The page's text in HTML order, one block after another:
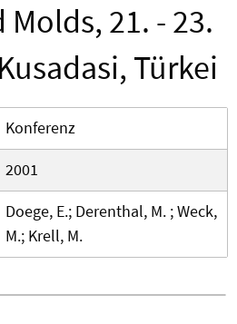
21. - 23.
Türkei
Konferenz
2001
Doege, E.; Derenthal, M. ; Weck,
M.; Krell, M.